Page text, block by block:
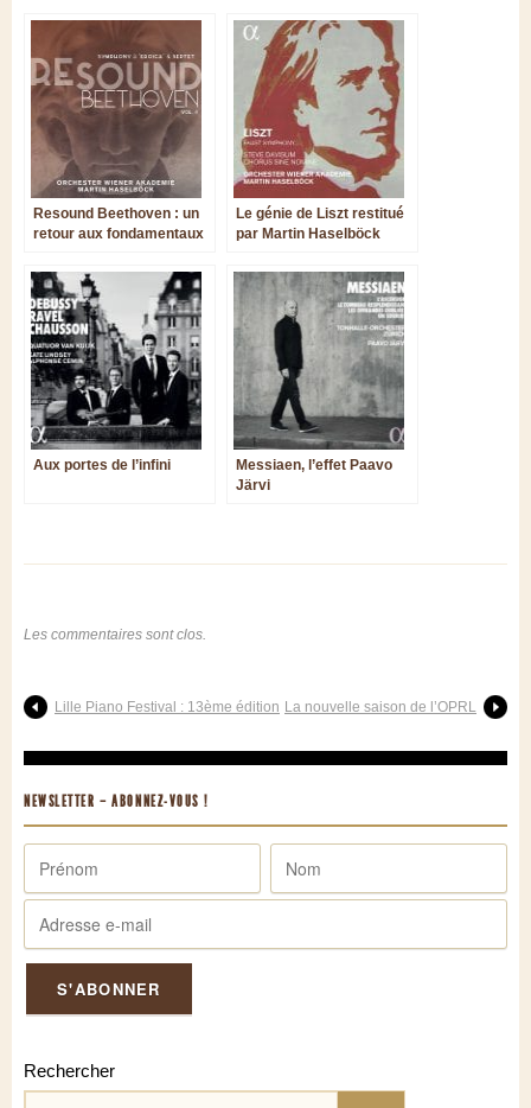
Resound Beethoven : un
retour aux fondamentaux
Le génie de Liszt restitué
par Martin Haselböck
Aux portes de l’infini
Messiaen, l’effet Paavo
Järvi
Les commentaires sont clos.
Lille Piano Festival : 13ème édition La nouvelle saison de l’OPRL
NEWSLETTER – ABONNEZ-VOUS !
Rechercher